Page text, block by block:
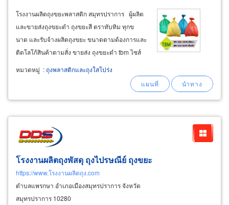
โรงงานผลิตถุงขยะพลาสติก สมุทรปราการ ผู้ผลิต
และขายส่งถุงขยะดำ ถุงขยะสี ตราทับทิม ทุกข
นาด และรับจ้างผลิตถุงขยะ ขนาดตามต้องการและ
ติดโลโก้สินค้าตามสั่ง ขายส่ง ถุงขยะดำ tbm ไซส์
เล็ก-ไซส์กลาง-ไซส์ใหญ่ สำหรับใส่ขยะเปียกขยะ
แห้งทั่วไป ถุงขยะสำหรับงานแม่บ้านโรงแรม แม่
หมวดหมู่ : ถุงพลาสติกและถุงใสโปร่ง
โรงงานผลิตถุงพัสดุ ถุงไปรษณีย์ ถุงขยะ
https://www.โรงงานผลิตถุง.com
ตำบลแพรกษา อำเภอเมืองสมุทรปราการ จังหวัด
สมุทรปราการ 10280